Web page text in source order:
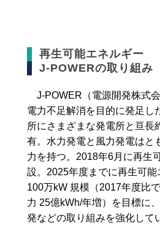
再生可能エネルギー
J-POWERの取り組み
J-POWER（電源開発株式
電力不足解消を目的に発足し
所にさまざまな発電所と亘長
有。水力発電と風力発電はと
力を持つ。2018年6月に再生
設。2025年度までに再生可
100万kW 規模（2017年度比
力 25億kWh/年増）を目標に
発などの取り組みを強化して